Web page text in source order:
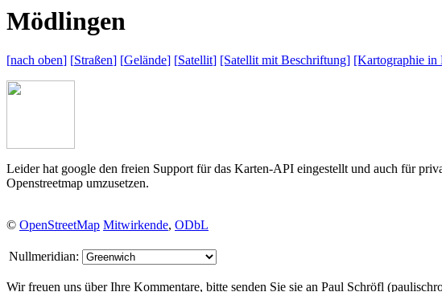
Mödlingen
[nach oben] [Straßen] [Gelände] [Satellit] [Satellit mitBeschriftung] [Kartographie in
Leider hat google den freien Support für das Karten-API eingestellt und auch für
Openstreetmap umzusetzen.
© OpenStreetMap Mitwirkende, ODbL
Nullmeridian:
Wir freuen uns über Ihre Kommentare, bitte senden Sie sie an Paul Schröfl (pauli